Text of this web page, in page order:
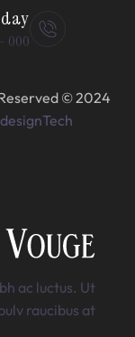
000 - 123 - 456789
© 2024
ac luctus. Ut
raucibus at.